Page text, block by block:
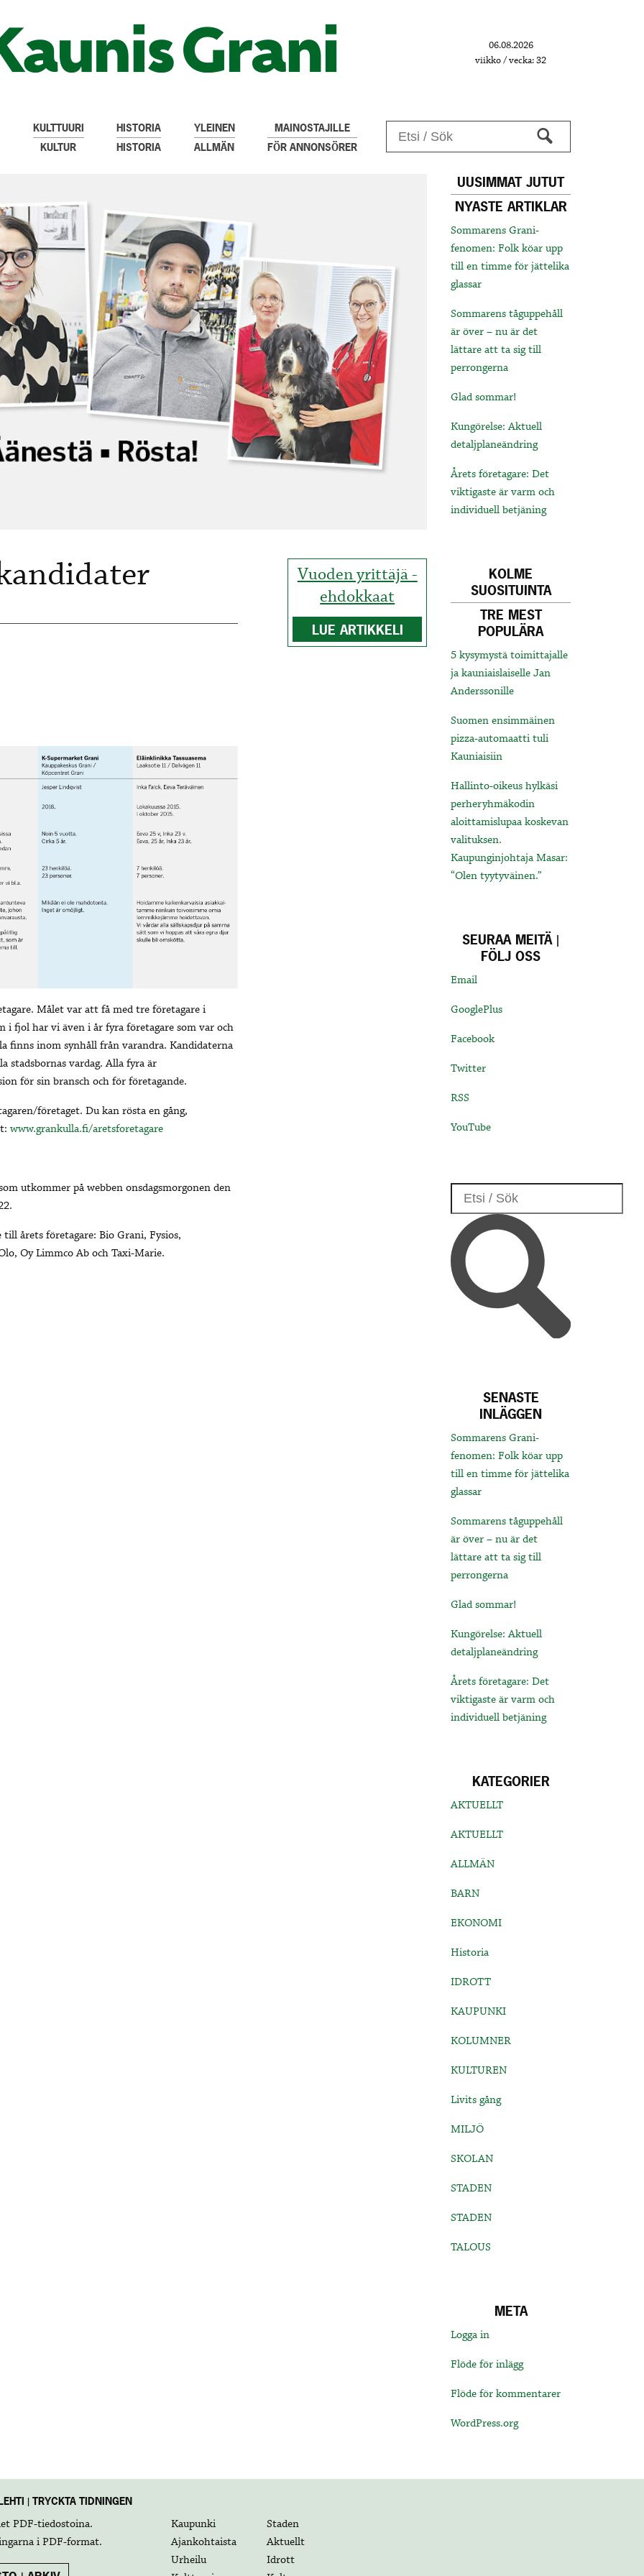
06.08.2026
viikko / vecka: 32
KULTTUURI
KULTUR
HISTORIA
HISTORIA
YLEINEN
ALLMÄN
MAINOSTAJILLE
FÖR ANNONSÖRER
Vuoden yrittäjä -
ehdokkaat
LUE ARTIKKELI
Målet var att få med tre företagare i
i fjol har vi även i år fyra företagare som var och
finns inom synhåll från varandra. Kandidaterna
stadsbornas vardag. Alla fyra är
för sin bransch och för företagande.
företaget. Du kan rösta en gång,
www.grankulla.fi/aretsforetagare
utkommer på webben onsdagsmorgonen den
årets företagare: Bio Grani, Fysios,
Oy Limmco Ab och Taxi-Marie.
UUSIMMAT JUTUT
NYASTE ARTIKLAR
Sommarens Grani-
fenomen: Folk köar upp
till en timme för jättelika
glassar
Sommarens tåguppehåll
är över – nu är det
lättare att ta sig till
perrongerna
Glad sommar!
Kungörelse: Aktuell
detaljplaneändring
Årets företagare: Det
viktigaste är varm och
individuell betjäning
KOLME
SUOSITUINTA
TRE MEST
POPULÄRA
5 kysymystä toimittajalle
ja kauniaislaiselle Jan
Anderssonille
Suomen ensimmäinen
pizza-automaatti tuli
Kauniaisiin
Hallinto-oikeus hylkäsi
perheryhmäkodin
aloittamislupaa koskevan
valituksen.
Kaupunginjohtaja Masar:
“Olen tyytyväinen.”
SEURAA MEITÄ |
FÖLJ OSS
Email
GooglePlus
Facebook
Twitter
RSS
YouTube
SENASTE
INLÄGGEN
Sommarens Grani-
fenomen: Folk köar upp
till en timme för jättelika
glassar
Sommarens tåguppehåll
är över – nu är det
lättare att ta sig till
perrongerna
Glad sommar!
Kungörelse: Aktuell
detaljplaneändring
Årets företagare: Det
viktigaste är varm och
individuell betjäning
KATEGORIER
AKTUELLT
AKTUELLT
ALLMÄN
BARN
EKONOMI
Historia
IDROTT
KAUPUNKI
KOLUMNER
KULTUREN
Livits gång
MILJÖ
SKOLAN
STADEN
STADEN
TALOUS
META
Logga in
Flöde för inlägg
Flöde för kommentarer
WordPress.org
| TRYCKTA TIDNINGEN
PDF-tiedostoina.
i PDF-format.
Kaupunki
Staden
Ajankohtaista
Aktuellt
Urheilu
Idrott